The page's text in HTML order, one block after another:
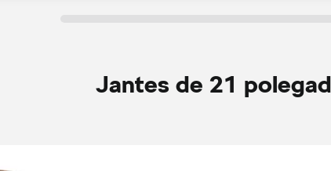
Jantes de 21